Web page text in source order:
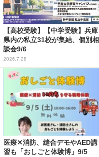
【高校受験】【中学受験】兵庫
県内の私立31校が集結、個別相
談会9/6
2026.7.28
医療✕消防、縫合デモやAED講
習も「おしごと体験博」9/5